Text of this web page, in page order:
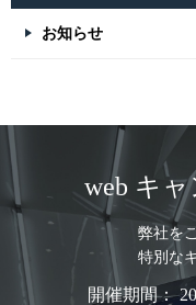
お知らせ
web キ
弊社を
特別な
開催期間：